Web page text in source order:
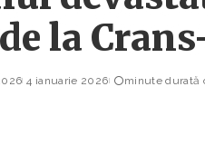
la
4 ianuarie 2026 minute durată